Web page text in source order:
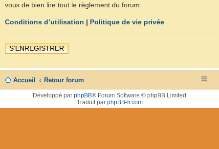
vous de bien lire tout le règlement du forum.
Conditions d’utilisation | Politique de vie privée
S’ENREGISTRER
Accueil Retour forum
Développé par phpBB® Forum Software © phpBB Limited
Traduit par phpBB-fr.com